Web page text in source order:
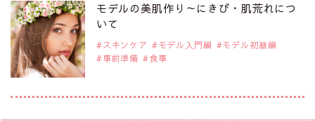
是非ご覧ください。
注目モデル 藤井サチさん
2019年9月29日
注目モデルを1名追加いたしました。
モデルの美肌作り～にきび・肌荒れにつ
いて
スキンケア モデル入門編
モデル初級編
事前準備
食事